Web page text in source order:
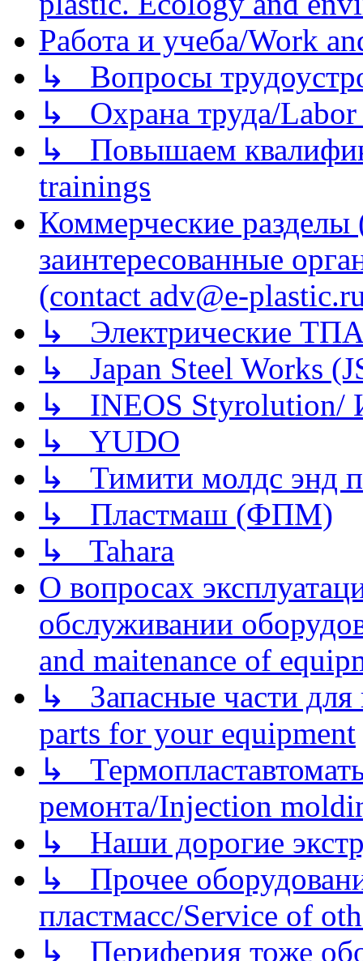
Работа и учеба/Work
↳ Вопросы
↳ Охрана труда/Labor
↳ Повышаем
trainings
Коммерческие
заинтересованные
(contact adv@e-
↳ Электрические
↳ Japan Steel Works
↳ INEOS
↳ YUDO
↳ Тимити молдс энд
↳ Пластмаш (ФПМ)
↳ Tahara
О вопросах
обслуживании
and maitenance of
↳ Запасные части для
parts for your equipment
↳
ремонта/Injection
↳ Наши дорогие
↳ Прочее
пластмасс/Service of
↳ Периферия тоже